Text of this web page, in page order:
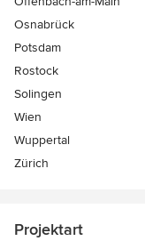
Osnabrück
Potsdam
Rostock
Solingen
Wien
Wuppertal
Zürich
Projektart